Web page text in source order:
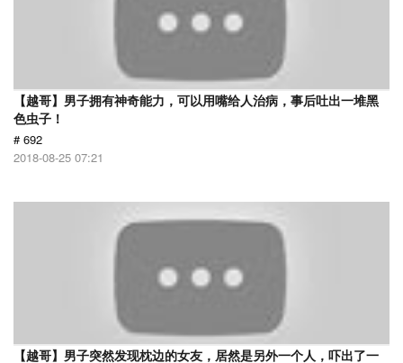
【越哥】男子拥有神奇能力，可以用嘴给人治病，事后吐出一堆黑
色虫子！
# 692
2018-08-25 07:21
【越哥】男子突然发现枕边的女友，居然是另外一个人，吓出了一